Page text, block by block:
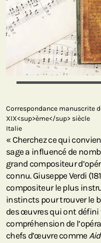
Correspondance manuscrite
XIX<sup>ème</sup> siècle
Italie
« Cherchez ce qui
sage a influencé de
grand compositeur
connu. Giuseppe Verdi
compositeur le plus
instincts pour trouver le
des œuvres qui ont
compréhension de
chefs d’œuvre comme